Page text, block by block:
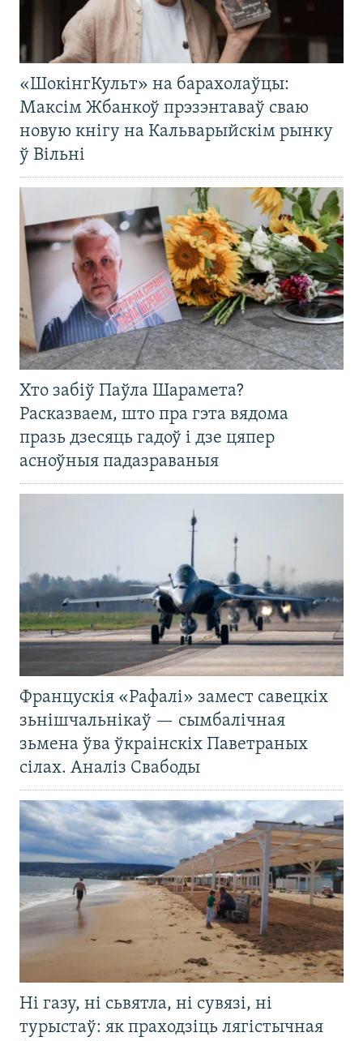
«ШокінгКульт» на барахолаўцы:
Максім Жбанкоў прэзэнтаваў сваю
новую кнігу на Кальварыйскім рынку
ў Вільні
Хто забіў Паўла Шарамета?
Расказваем, што пра гэта вядома
празь дзесяць гадоў і дзе цяпер
асноўныя падазраваныя
Францускія «Рафалі» замест савецкіх
зьнішчальнікаў — сымбалічная
зьмена ўва ўкраінскіх Паветраных
сілах. Аналіз Свабоды
Ні газу, ні сьвятла, ні сувязі, ні
турыстаў: як праходзіць лягістычная